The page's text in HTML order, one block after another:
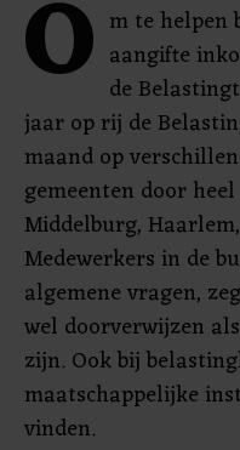
O m te helpen
aangifte
de
jaar op rij de
maand op
gemeenten door
Middelburg,
Medewerkers in de
algemene vragen,
wel doorverwijzen
zijn. Ook bij
maatschappelijke
vinden.